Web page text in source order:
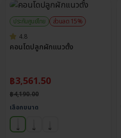
ประกันศูนย์ไทย
ส่วนลด 15%
4.8
คอนโดปลูกผักแนวตั้ง
฿3,561.50
฿4,190.00
เลือกขนาด